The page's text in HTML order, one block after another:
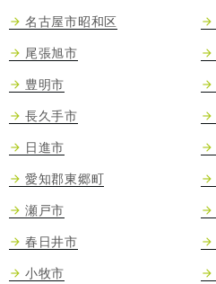
名古屋市昭和区
尾張旭市
豊明市
長久手市
日進市
愛知郡東郷町
瀬戸市
春日井市
小牧市